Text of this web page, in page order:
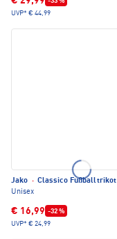
UVP* € 44,99
Jako · Classico Fußballtrikot
Unisex
€ 16,99 -32 %
UVP* € 24,99